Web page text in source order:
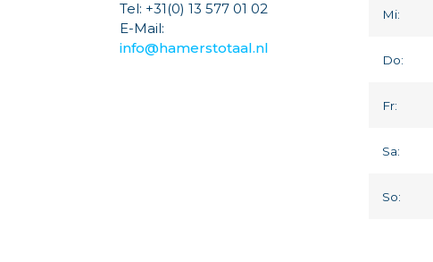
Tel: +31(0) 13 577 01 02
E-Mail:
info@hamerstotaal.nl
Mi:
Do:
Fr:
Sa:
So: